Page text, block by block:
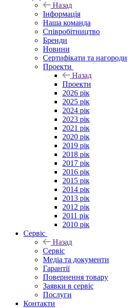
Назад
Інформація
Наша команда
Співробітництво
Бренди
Новини
Сертифікати та нагороди
Проекти
Назад
Проекти
2026 рік
2025 рік
2024 рік
2023 рік
2021 рік
2020 рік
2019 рік
2018 рік
2017 рік
2016 рік
2015 рік
2014 рік
2013 рік
2012 рік
2011 рік
2010 рік
Сервіс
Назад
Сервіс
Медіа та документи
Гарантії
Повернення товару
Заявки в сервіс
Послуги
Контакти